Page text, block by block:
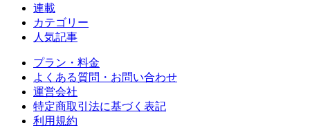
連載
カテゴリー
人気記事
プラン・料金
よくある質問・お問い合わせ
運営会社
特定商取引法に基づく表記
利用規約